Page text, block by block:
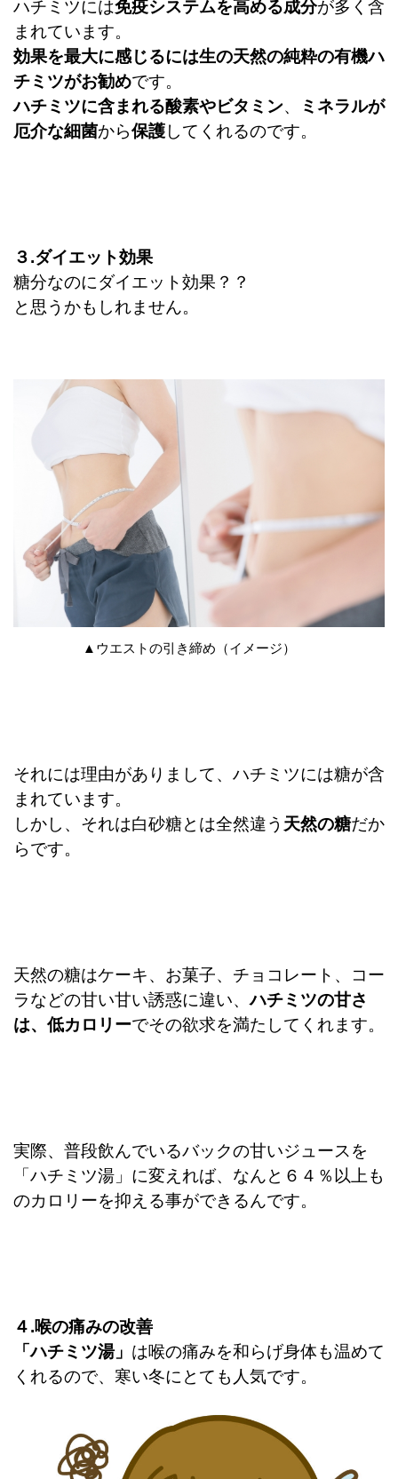
ハチミツには免疫システムを高める成分が多く含
まれています。
効果を最大に感じるには生の天然の純粋の有機ハ
チミツがお勧めです。
ハチミツに含まれる酸素やビタミン、
ミネラルが
厄介な細菌から保護してくれるのです。
３.ダイエット効果
糖分なのにダイエット効果？？
と思うかもしれません。
▲ウエストの引き締め（イメージ）
それには理由がありまして、ハチミツには糖が含
まれています。
しかし、それは白砂糖とは全然違う 天然の糖だか
らです。
天然の糖はケーキ、お菓子、チョコレート、コー
ラなどの甘い甘い誘惑に違い、ハチミツの甘さ
は、低カロリーでその欲求を満たしてくれます。
実際、普段飲んでいるバックの甘いジュースを
「ハチミツ湯」に変えれば、なんと６４％以上も
のカロリーを抑える事ができるんです。
４.喉の痛みの改善
「ハチミツ湯」 は喉の痛みを和らげ身体も温めて
くれるので、寒い冬にとても人気です。